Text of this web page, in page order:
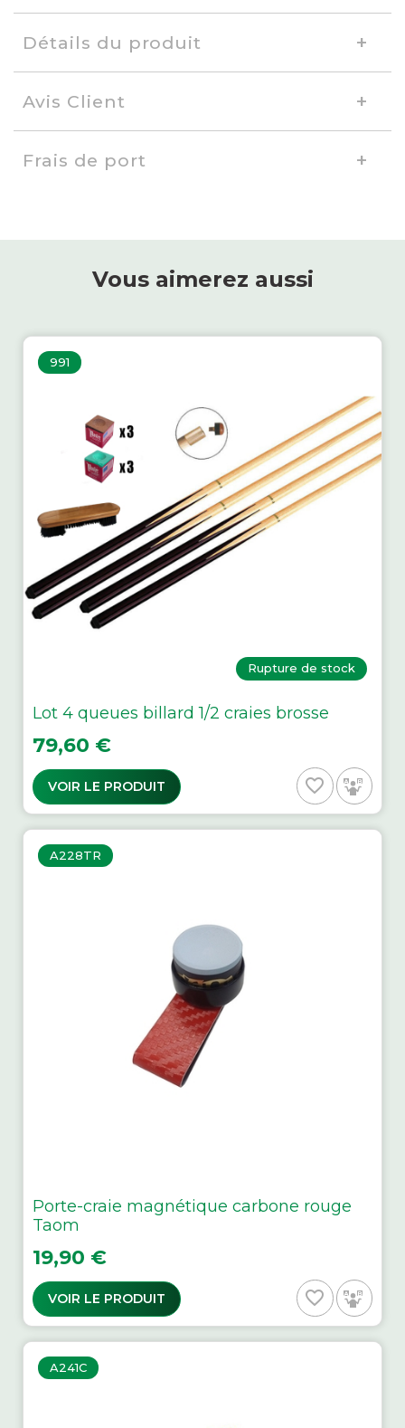
Détails du produit
Avis Client
Frais de port
Vous aimerez aussi
991
Rupture de stock
Lot 4 queues billard 1/2 craies brosse
Prix
79,60 €
VOIR LE PRODUIT favorite_border
A228TR
Porte-craie magnétique carbone rouge
Taom
Prix
19,90 €
VOIR LE PRODUIT favorite_border
A241C